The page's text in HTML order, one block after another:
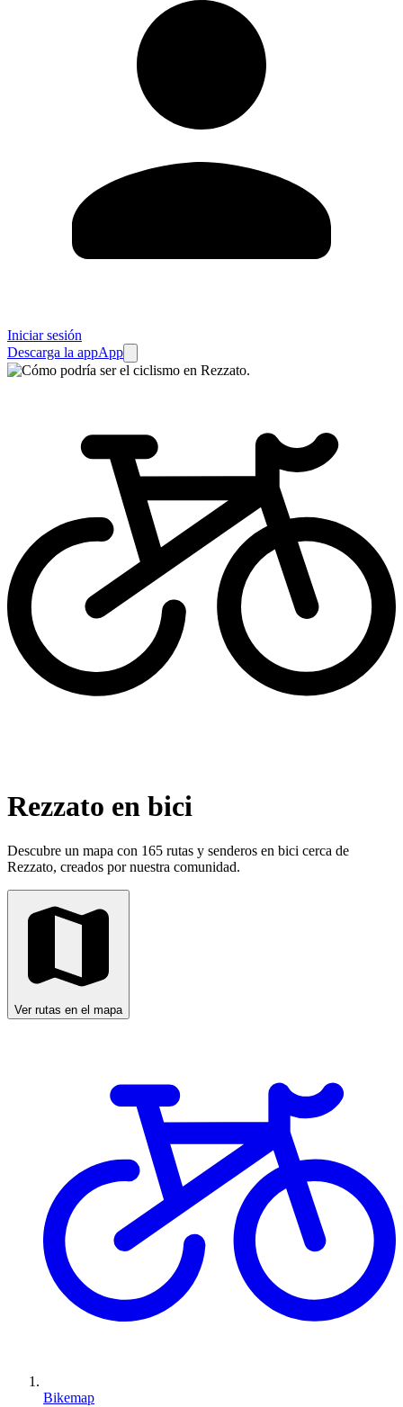
Iniciar sesión
Descarga la appApp
Rezzato en bici
Descubre un mapa con 165 rutas y senderos en bici cerca de
Rezzato, creados por nuestra comunidad.
Ver rutas en el mapa
Bikemap